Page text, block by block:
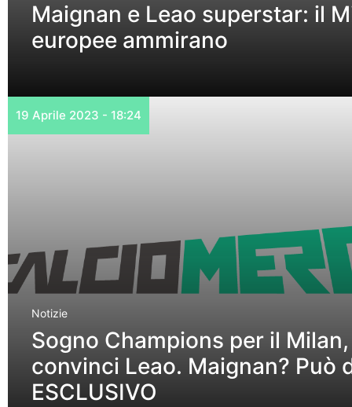
Maignan e Leao superstar: il
europee ammirano
19 Aprile 2023 - 18:24
Notizie
Sogno Champions per il
convinci Leao. Maignan? Può
ESCLUSIVO